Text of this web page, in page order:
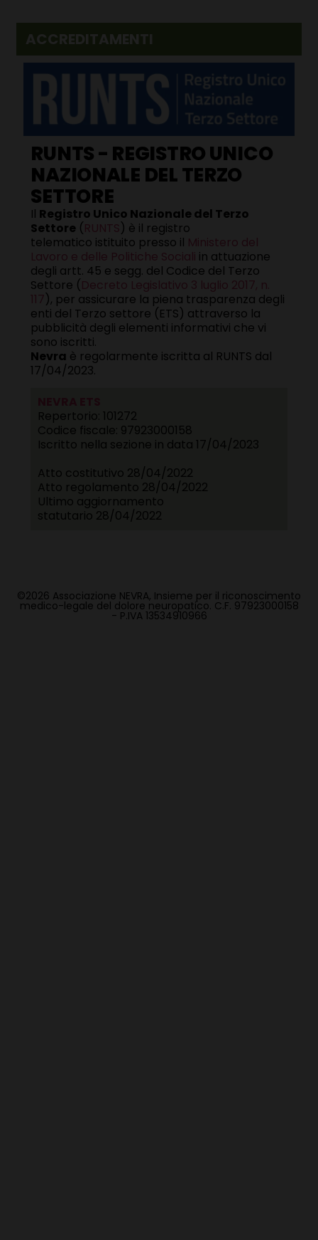
ACCREDITAMENTI
RUNTS - REGISTRO UNICO
NAZIONALE DEL TERZO
SETTORE
Il Registro Unico Nazionale del Terzo
Settore (RUNTS) è il registro
telematico istituito presso il Ministero del
Lavoro e delle Politiche Sociali in attuazione
degli artt. 45 e segg. del Codice del Terzo
Settore (Decreto Legislativo 3 luglio 2017, n.
117), per assicurare la piena trasparenza degli
enti del Terzo settore (ETS) attraverso la
pubblicità degli elementi informativi che vi
sono iscritti.
Nevra è regolarmente iscritta al RUNTS dal
17/04/2023.
Repertorio: 101272
Codice fiscale: 97923000158
Iscritto nella sezione in data 17/04/2023
Atto costitutivo 28/04/2022
Atto regolamento 28/04/2022
Ultimo aggiornamento
statutario 28/04/2022
©2026 Associazione NEVRA, Insieme per il riconoscimento
medico-legale del dolore neuropatico. C.F. 97923000158
- P.IVA 13534910966